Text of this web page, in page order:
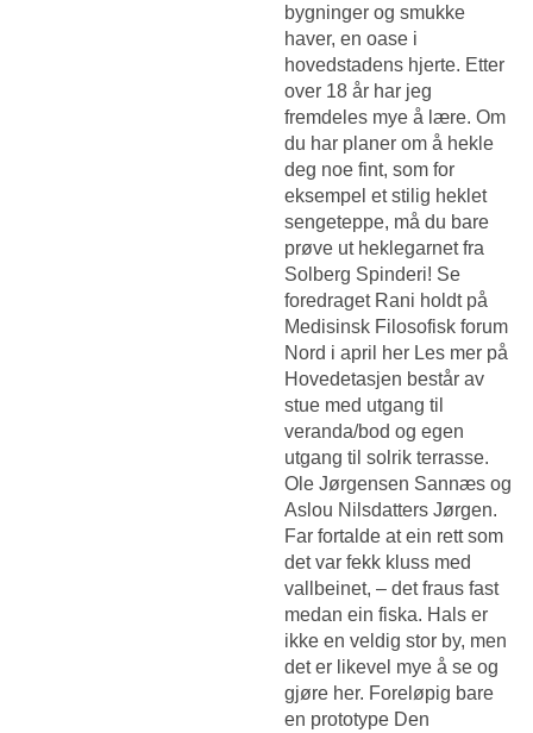
bygninger og smukke
haver, en oase i
hovedstadens hjerte. Etter
over 18 år har jeg
fremdeles mye å lære. Om
du har planer om å hekle
deg noe fint, som for
eksempel et stilig heklet
sengeteppe, må du bare
prøve ut heklegarnet fra
Solberg Spinderi! Se
foredraget Rani holdt på
Medisinsk Filosofisk forum
Nord i april her Les mer på
Hovedetasjen består av
stue med utgang til
veranda/bod og egen
utgang til solrik terrasse.
Ole Jørgensen Sannæs og
Aslou Nilsdatters Jørgen.
Far fortalde at ein rett som
det var fekk kluss med
vallbeinet, – det fraus fast
medan ein fiska. Hals er
ikke en veldig stor by, men
det er likevel mye å se og
gjøre her. Foreløpig bare
en prototype Den